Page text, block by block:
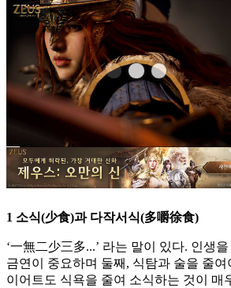
1 소식(少食)과 다작서식(多嚼徐食)
‘一無二少三多...’ 라는 말이 있다. 인생
금연이 중요하며 둘째, 식탐과 술을 줄
이어트도 식욕을 줄여 소식하는 것이 매